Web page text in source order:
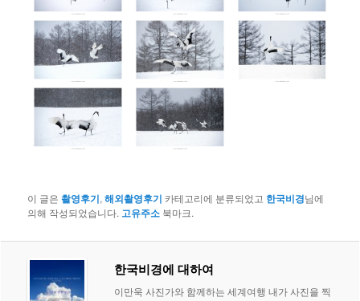
이 글은촬영후기,해외촬영후기 카테고리에 분류되었고 한국비경님에
의해 작성되었습니다. 고유주소 북마크.
한국비경에 대하여
이만욱 사진가와 함께하는 세계여행 내가 사진을 찍